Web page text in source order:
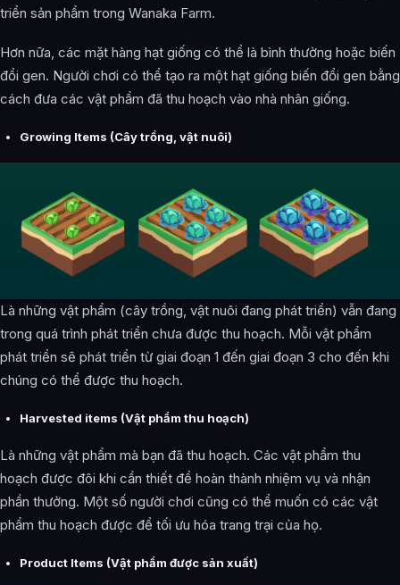
triển sản phẩm trong Wanaka Farm.
Hơn nữa, các mặt hàng hạt giống có thể là bình thường hoặc biến
đổi gen. Người chơi có thể tạo ra một hạt giống biến đổi gen bằng
cách đưa các vật phẩm đã thu hoạch vào nhà nhân giống.
Growing Items (Cây trồng, vật nuôi)
Là những vật phẩm (cây trồng, vật nuôi đang phát triển) vẫn đang
trong quá trình phát triển chưa được thu hoạch. Mỗi vật phẩm
phát triển sẽ phát triển từ giai đoạn 1 đến giai đoạn 3 cho đến khi
chúng có thể được thu hoạch.
Harvested items (Vật phẩm thu hoạch)
Là những vật phẩm mà bạn đã thu hoạch. Các vật phẩm thu
hoạch được đôi khi cần thiết để hoàn thành nhiệm vụ và nhận
phần thưởng. Một số người chơi cũng có thể muốn có các vật
phẩm thu hoạch được để tối ưu hóa trang trại của họ.
Product Items (Vật phẩm được sản xuất)